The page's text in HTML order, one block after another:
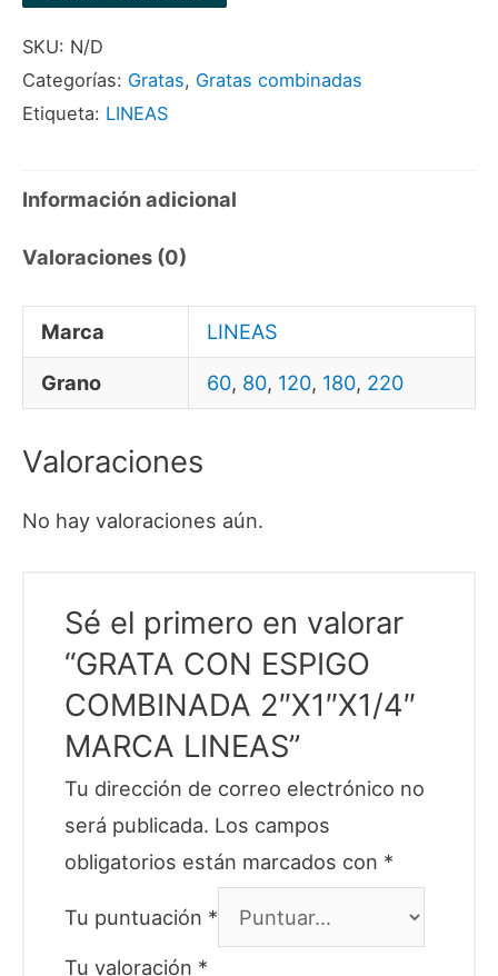
SKU: N/D
Categorías: Gratas, Gratas combinadas
Etiqueta: LINEAS
Información adicional
Valoraciones (0)
Marca LINEAS
Grano 60, 80, 120, 180, 220
Valoraciones
No hay valoraciones aún.
Sé el primero en valorar
“GRATA CON ESPIGO
COMBINADA 2″X1″X1/4″
MARCA LINEAS”
Tu dirección de correo electrónico no
será publicada. Los campos
obligatorios están marcados con *
Tu puntuación *
Tu valoración *